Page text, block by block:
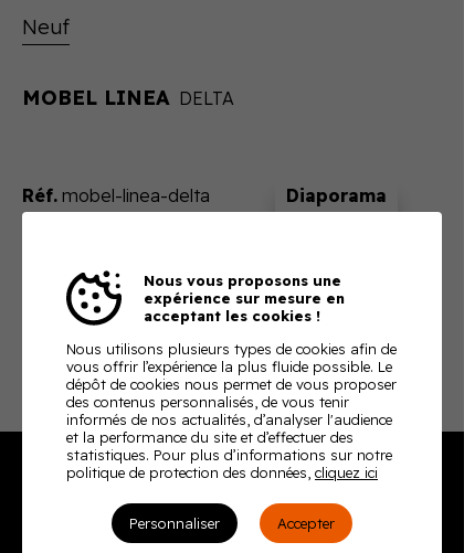
Neuf
MOBEL LINEA DELTA
Réf. mobel-linea-delta
En ajoutant ce produit à votre panier, nous vous
enverrons un devis ajusté à votre besoin
Télécharger la fiche technique
Burodoc
Nous vous proposons une
expérience sur mesure en
acceptant les cookies !
Nous utilisons plusieurs types de cookies afin de
vous offrir l’expérience la plus fluide possible. Le
dépôt de cookies nous permet de vous proposer
des contenus personnalisés, de vous tenir
informés de nos actualités, d’analyser l'audience
et la performance du site et d’effectuer des
statistiques. Pour plus d’informations sur notre
politique de protection des données, cliquez ici
Personnaliser Accepter